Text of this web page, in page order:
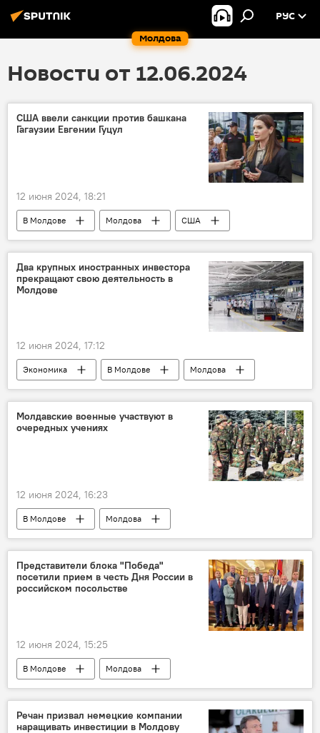
Молдова
РУС
Новости от 12.06.2024
США ввели санкции против башкана
Гагаузии Евгении Гуцул
12 июня 2024, 18:21
В Молдове Молдова
США
Евгения Гуцул
посольство США в Молдове
Два крупных иностранных инвестора
прекращают свою деятельность в
Молдове
12 июня 2024, 17:12
Экономика В Молдове Молдова
Молдавские военные участвуют в
очередных учениях
12 июня 2024, 16:23
В Молдове
Молдова
Министерство обороны
Представители блока "Победа"
посетили прием в честь Дня России в
российском посольстве
12 июня 2024, 15:25
В Молдове
Молдова
Блок "Победа"
День России
Речан призвал немецкие компании
наращивать инвестиции в Молдову